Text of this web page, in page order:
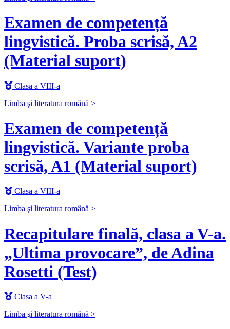
Examen de competență
lingvistică. Proba scrisă, A2
(Material suport)
Clasa a VIII-a
Limba şi literatura română >
Examen de competență
lingvistică. Variante proba
scrisă, A1 (Material suport)
Clasa a VIII-a
Limba şi literatura română >
Recapitulare finală, clasa a V-a.
„Ultima provocare”, de Adina
Rosetti (Test)
Clasa a V-a
Limba şi literatura română >